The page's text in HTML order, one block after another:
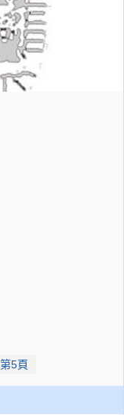
第5頁